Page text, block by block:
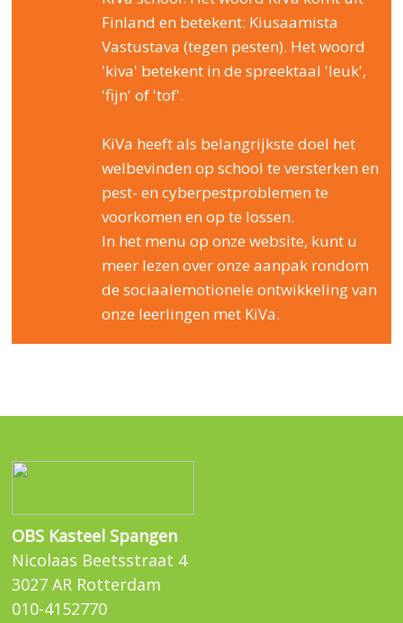
Finland en betekent: Kiusaamista
Vastustava (tegen pesten). Het woord
'kiva' betekent in de spreektaal 'leuk',
'fijn' of 'tof'.
KiVa heeft als belangrijkste doel het
welbevinden op school te versterken en
pest- en cyberpestproblemen te
voorkomen en op te lossen.
In het menu op onze website, kunt u
meer lezen over onze aanpak rondom
de sociaalemotionele ontwikkeling van
onze leerlingen met KiVa.
OBS Kasteel Spangen
Nicolaas Beetsstraat 4
3027 AR Rotterdam
010-4152770